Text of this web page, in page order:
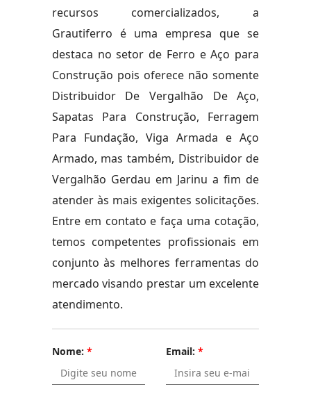
recursos comercializados, a
Grautiferro é uma empresa que se
destaca no setor de Ferro e Aço para
Construção pois oferece não somente
Distribuidor De Vergalhão De Aço,
Sapatas Para Construção, Ferragem
Para Fundação, Viga Armada e Aço
Armado, mas também, Distribuidor de
Vergalhão Gerdau em Jarinu a fim de
atender às mais exigentes solicitações.
Entre em contato e faça uma cotação,
temos competentes profissionais em
conjunto às melhores ferramentas do
mercado visando prestar um excelente
atendimento.
Nome: * Email: *